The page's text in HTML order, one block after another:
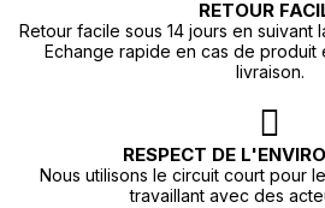
RETOUR
Retour facile sous 14 jours en suivant
Echange rapide en cas de produit
livraison.
RESPECT DE
Nous utilisons le circuit court pour
travaillant avec des